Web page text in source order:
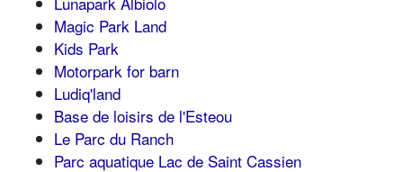
Magic Park Land
Kids Park
Motorpark for barn
Ludiq'land
Base de loisirs de l'Esteou
Le Parc du Ranch
Parc aquatique Lac de Saint Cassien